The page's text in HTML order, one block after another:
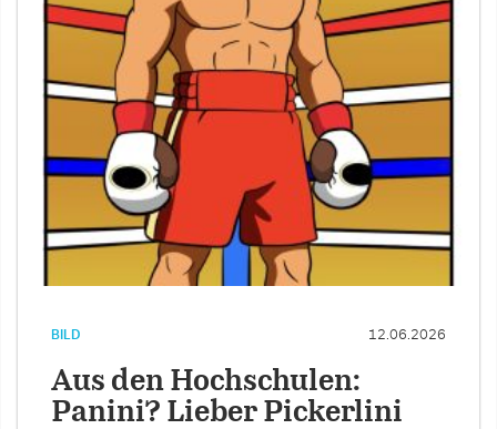
BILD 12.06.2026
Aus den Hochschulen:
Panini? Lieber Pickerlini